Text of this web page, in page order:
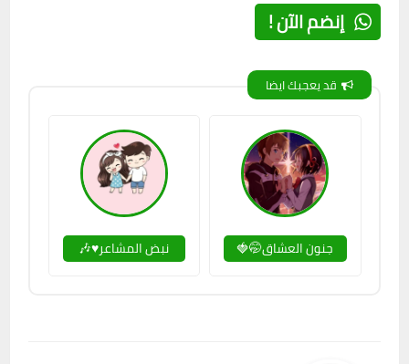
إنضم الآن !
قد يعجبك ايضا
جنون العشاق🤭🍓 نبض المشاعر♥🎶